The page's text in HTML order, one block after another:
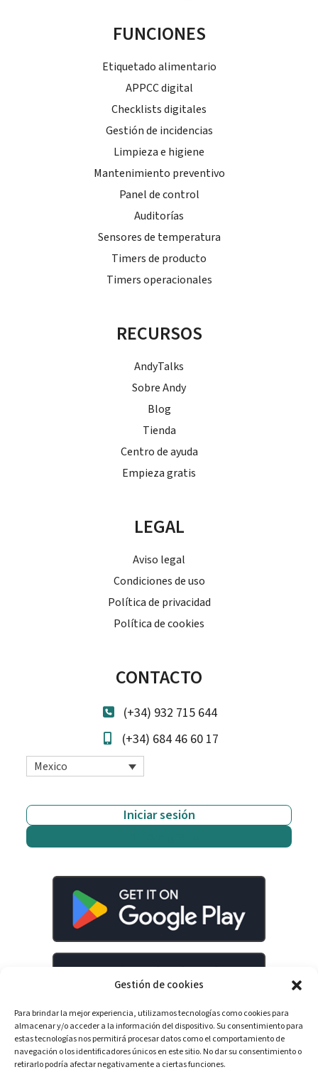
Gestión de cookies
Para brindar la mejor experiencia, utilizamos tecnologías como cookies para
almacenar y/o acceder a la información del dispositivo. Su consentimiento para
estas tecnologías nos permitirá procesar datos como el comportamiento de
navegación o los identificadores únicos en este sitio. No dar su consentimiento o
retirarlo podría afectar negativamente a ciertas funciones.
FUNCIONES
Etiquetado alimentario
APPCC digital
Checklists digitales
Gestión de incidencias
Limpieza e higiene
Mantenimiento preventivo
Panel de control
Auditorías
Sensores de temperatura
Timers de producto
Timers operacionales
RECURSOS
AndyTalks
Sobre Andy
Blog
Tienda
Centro de ayuda
Empieza gratis
LEGAL
Aviso legal
Condiciones de uso
Política de privacidad
Política de cookies
CONTACTO
(+34) 932 715 644
(+34) 684 46 60 17
Mexico
Iniciar sesión